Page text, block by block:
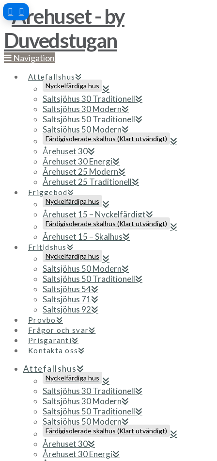
Navigation
Attefallshus
Nyckelfärdiga hus
Saltsjöhus 30 Traditionell
Saltsjöhus 30 Modern
Saltsjöhus 50 Traditionell
Saltsjöhus 50 Modern
Färdigisolerade skalhus (Klart utvändigt)
Årehuset 30
Årehuset 30 Energi
Årehuset 25 Modern
Årehuset 25 Traditionell
Friggebod
Nyckelfärdiga hus
Årehuset 15 – Nyckelfärdigt
Färdigisolerade skalhus (Klart utvändigt)
Årehuset 15 – Skalhus
Fritidshus
Nyckelfärdiga hus
Saltsjöhus 50 Modern
Saltsjöhus 50 Traditionell
Saltsjöhus 54
Saltsjöhus 71
Saltsjöhus 92
Provbo
Frågor och svar
Prisgaranti
Kontakta oss
Attefallshus
Nyckelfärdiga hus
Saltsjöhus 30 Traditionell
Saltsjöhus 30 Modern
Saltsjöhus 50 Traditionell
Saltsjöhus 50 Modern
Färdigisolerade skalhus (Klart utvändigt)
Årehuset 30
Årehuset 30 Energi